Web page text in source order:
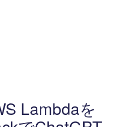
Lambdaを